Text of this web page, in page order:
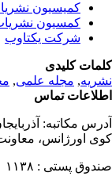
کمیسیون
کمسیون نشریات
شرکت یکتاوب
کلیدی
,مجله علمی,
تماس
مکاتبه:
اورژانس، معاونت
پستی : ۱۱۳۸